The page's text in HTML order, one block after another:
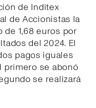
de Inditex
de Accionistas la
1,68 euros por
del 2024. El
pagos iguales
primero se abonó
se realizará